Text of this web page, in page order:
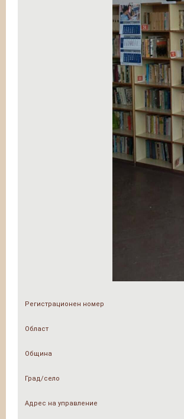
Регистрационен номер
Област
Община
Град/село
Адрес на управление